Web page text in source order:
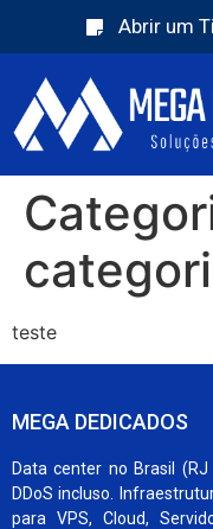
Abrir um
teste
MEGA DEDICADOS
Data center no Brasil
DDoS incluso.
para VPS, Cloud,